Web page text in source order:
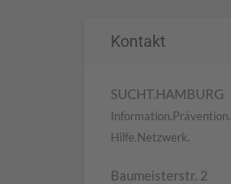
Kontakt
SUCHT.HAMBURG
Information.Prävention.
Hilfe.Netzwerk.
Baumeisterstr. 2